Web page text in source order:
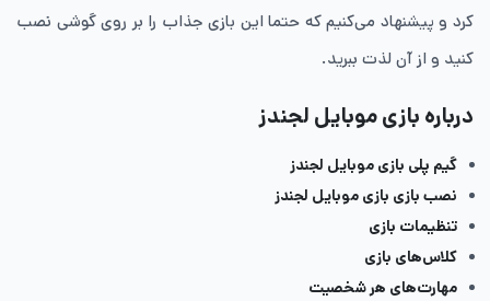
کرد و پیشنهاد می‌کنیم که حتما این بازی جذاب را بر روی گوشی نصب
کنید و از آن لذت ببرید.
درباره بازی موبایل لجندز
گیم پلی بازی موبایل لجندز
نصب بازی بازی موبایل لجندز
تنظیمات بازی
کلاس‌های بازی
مهارت‌های هر شخصیت